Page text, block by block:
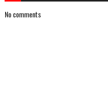
No comments